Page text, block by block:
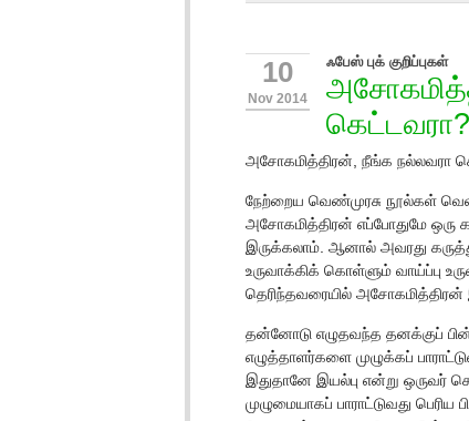
10
Nov 2014
ஃபேஸ் புக் குறிப்புகள்
கெட்டவரா?
அசோகமித்திரன், நீங்க நல்லவரா
நேற்றைய வெண்முரசு நூல்கள்
அசோகமித்திரன் எப்போதுமே ஒரு
இருக்கலாம். ஆனால் அவரது
உருவாக்கிக் கொள்ளும் வாய்ப்பு
தெரிந்தவரையில் அசோகமித்திரன்
தன்னோடு எழுதவந்த தனக்குப்
எழுத்தாளர்களை முழுக்கப்
இதுதானே இயல்பு என்று ஒருவர்
முழுமையாகப் பாராட்டுவது